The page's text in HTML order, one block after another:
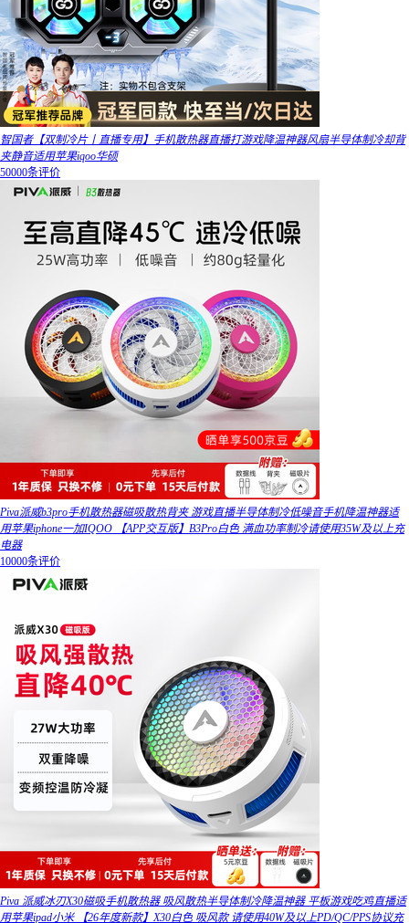
智国者【双制冷片丨直播专用】手机散热器直播打游戏降温神器风扇半导体制冷却背
夹静音适用苹果iqoo华硕
50000条评价
Piva派威b3pro手机散热器磁吸散热背夹 游戏直播半导体制冷低噪音手机降温神器适
用苹果iphone一加IQOO 【APP交互版】B3Pro白色 满血功率制冷请使用35W及以上充
电器
10000条评价
Piva 派威冰刃X30磁吸手机散热器 吸风散热半导体制冷降温神器 平板游戏吃鸡直播适
用苹果ipad小米 【26年度新款】X30白色 吸风款 请使用40W及以上PD/QC/PPS协议充